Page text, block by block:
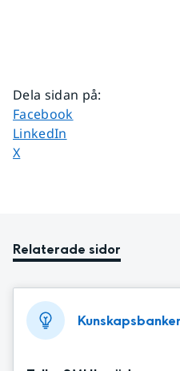
Dela sidan på:
Dela sidan på
Facebook
Dela sidan på
LinkedIn
Dela sidan på
X
Relaterade sidor